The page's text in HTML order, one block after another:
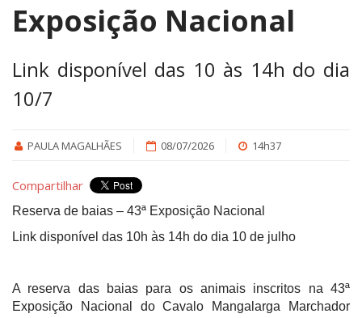
Exposição Nacional
Link disponível das 10 às 14h do dia
10/7
PAULA MAGALHÃES 08/07/2026 14h37
Compartilhar
Reserva de baias – 43ª Exposição Nacional
Link disponível das 10h às 14h do dia 10 de julho
A reserva das baias para os animais inscritos na 43ª
Exposição Nacional do Cavalo Mangalarga Marchador